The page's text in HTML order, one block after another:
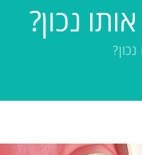
נכון?